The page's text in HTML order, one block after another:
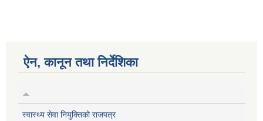
ऐन, कानून तथा निर्देशिका
स्वास्थ्य सेवा नियुक्तिको राजपत्र